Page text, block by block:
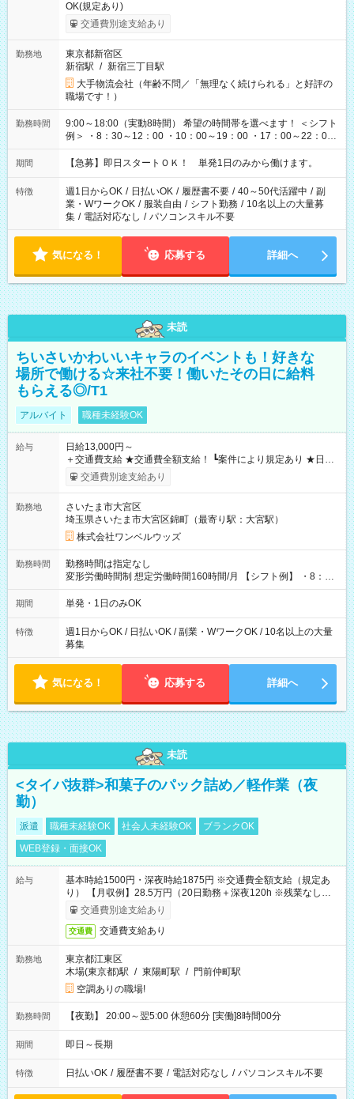
OK(規定あり)
交通費別途支給あり
勤務地
東京都新宿区
新宿駅 / 新宿三丁目駅
大手物流会社（年齢不問／「無理なく続けられる」と好評の
職場です！）
勤務時間
9:00～18:00（実動8時間） 希望の時間帯を選べます！ ＜シフト
例＞ ・8：30～12：00 ・10：00～19：00 ・17：00～22：00
・13：00～22：00 ・22：00～翌6：00 など
期間 【急募】即日スタートＯＫ！ 単発1日のみから働けます。
特徴 週1日からOK / 日払いOK / 履歴書不要 / 40～50代活躍中 / 副
業・WワークOK / 服装自由 / シフト勤務 / 10名以上の大量募
集 / 電話対応なし / パソコンスキル不要
気になる！ 応募する 詳細へ
未読
ちいさいかわいいキャラのイベントも！好きな
場所で働ける☆来社不要！働いたその日に給料
もらえる◎/T1
アルバイト 職種未経験OK
給与
日給13,000円～
＋交通費支給 ★交通費全額支給！ ┗案件により規定あり ★日払
いOK！（規定あり） ┗働いたその日に現金GET♪ お仕事後はコ
ンビニATMから 日払い分を引き落とせます！ 【試用期間】試
交通費別途支給あり
勤務地
さいたま市大宮区
埼玉県さいたま市大宮区錦町（最寄り駅：大宮駅）
株式会社ワンベルウッズ
勤務時間
勤務時間は指定なし
変形労働時間制 想定労働時間160時間/月 【シフト例】 ・8：00
～21：00
期間 単発・1日のみOK
特徴
週1日からOK / 日払いOK / 副業・WワークOK / 10名以上の大量
募集
気になる！ 応募する 詳細へ
未読
<タイパ抜群>和菓子のパック詰め／軽作業（夜
勤）
派遣 職種未経験OK 社会人未経験OK
ブランクOK
WEB登録・面接OK
給与
基本時給1500円・深夜時給1875円 ※交通費全額支給（規定あ
り） 【月収例】28.5万円（20日勤務＋深夜120h ※残業なしの場
合）交通費別途支給あり
交通費 交通費支給あり
勤務地
東京都江東区
木場(東京都)駅 / 東陽町駅 / 門前仲町駅
空調ありの職場!
勤務時間 【夜勤】 20:00～翌5:00 休憩60分 [実働]8時間00分
期間 即日～長期
特徴 日払いOK / 履歴書不要 / 電話対応なし / パソコンスキル不要